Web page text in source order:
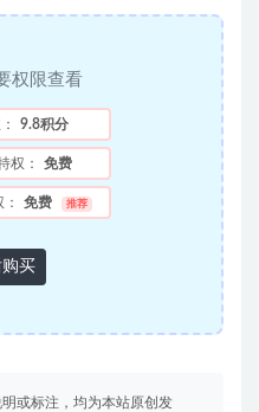
权限查看
9.8积分
权： 免费
免费 推荐
买
或标注，均为本站原创发